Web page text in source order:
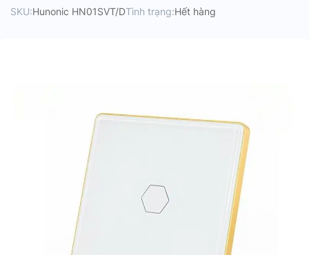
SKU:Hunonic HN01SVT/DTình trạng:Hết hàng